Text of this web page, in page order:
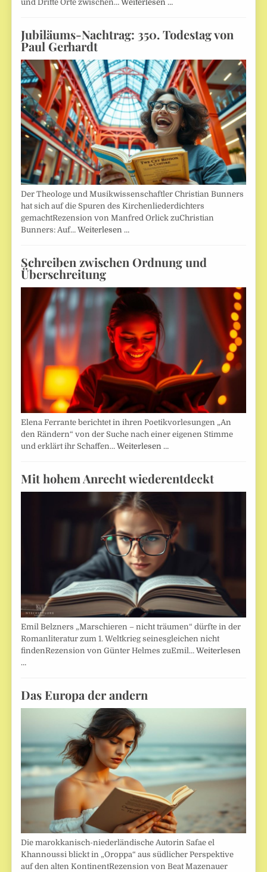
und Dritte Orte zwischen… Weiterlesen …
Jubiläums-Nachtrag: 350. Todestag von
Paul Gerhardt
Der Theologe und Musikwissenschaftler Christian Bunners
hat sich auf die Spuren des Kirchenliederdichters
gemachtRezension von Manfred Orlick zuChristian
Bunners: Auf…Weiterlesen …
Schreiben zwischen Ordnung und
Überschreitung
Elena Ferrante berichtet in ihren Poetikvorlesungen „An
den Rändern“ von der Suche nach einer eigenen Stimme
und erklärt ihr Schaffen…Weiterlesen …
Mit hohem Anrecht wiederentdeckt
Emil Belzners „Marschieren – nicht träumen“ dürfte in der
Romanliteratur zum 1. Weltkrieg seinesgleichen nicht
findenRezension von Günter Helmes zuEmil…Weiterlesen
…
Das Europa der andern
Die marokkanisch-niederländische Autorin Safae el
Khannoussi blickt in „Oroppa“ aus südlicher Perspektive
auf den alten KontinentRezension von Beat Mazenauer